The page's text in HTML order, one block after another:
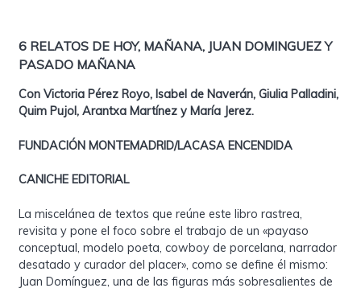
6 RELATOS DE HOY, MAÑANA, JUAN DOMINGUEZ Y
PASADO MAÑANA
Con Victoria Pérez Royo, Isabel de Naverán, Giulia Palladini,
Quim Pujol, Arantxa Martínez y María Jerez.
FUNDACIÓN MONTEMADRID/LACASA ENCENDIDA
CANICHE EDITORIAL
La miscelánea de textos que reúne este libro rastrea,
revisita y pone el foco sobre el trabajo de un «payaso
conceptual, modelo poeta, cowboy de porcelana, narrador
desatado y curador del placer», como se define él mismo:
Juan Domínguez, una de las figuras más sobresalientes de